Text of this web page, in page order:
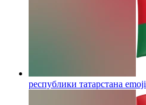
республики татарстана emoji